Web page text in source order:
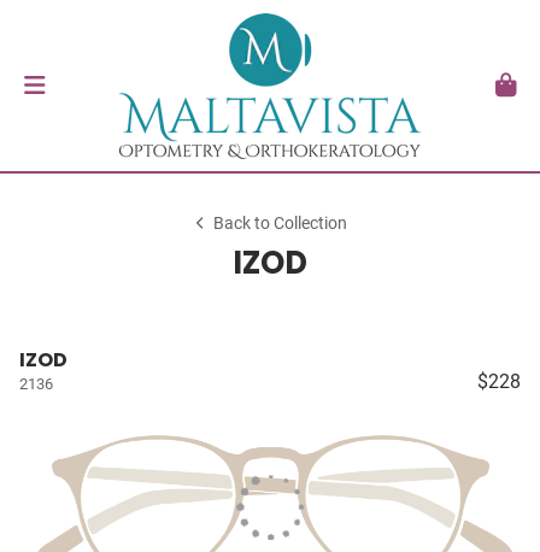
Back to Collection
IZOD
IZOD
2136 $228